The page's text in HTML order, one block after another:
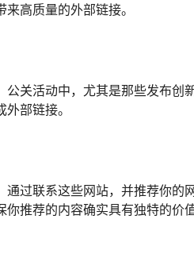
高质量的外部链接。
关活动中，尤其是那些发布创
部链接。
过联系这些网站，并推荐你的
推荐的内容确实具有独特的价值